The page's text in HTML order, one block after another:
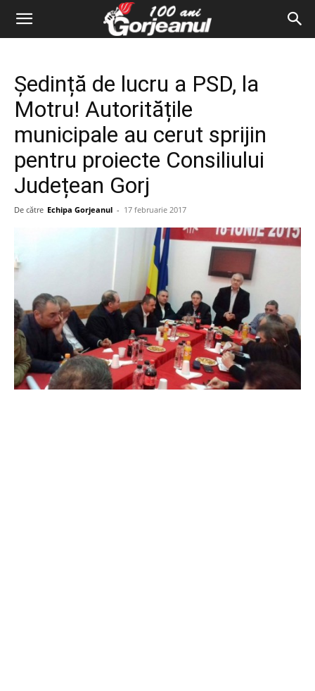
Ședință de lucru a PSD, la
Motru! Autoritățile
municipale au cerut sprijin
pentru proiecte Consiliului
Județean Gorj
De către Echipa Gorjeanul - 17 februarie 2017